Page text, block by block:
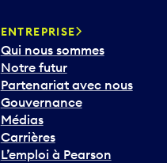
ENTREPRISE
Qui nous sommes
Notre futur
Partenariat avec nous
Gouvernance
Médias
Carrières
L’emploi à Pearson